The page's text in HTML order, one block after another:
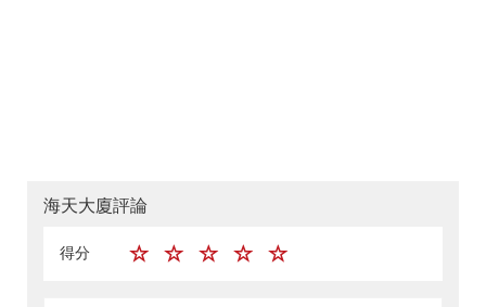
海天大廈評論
得分